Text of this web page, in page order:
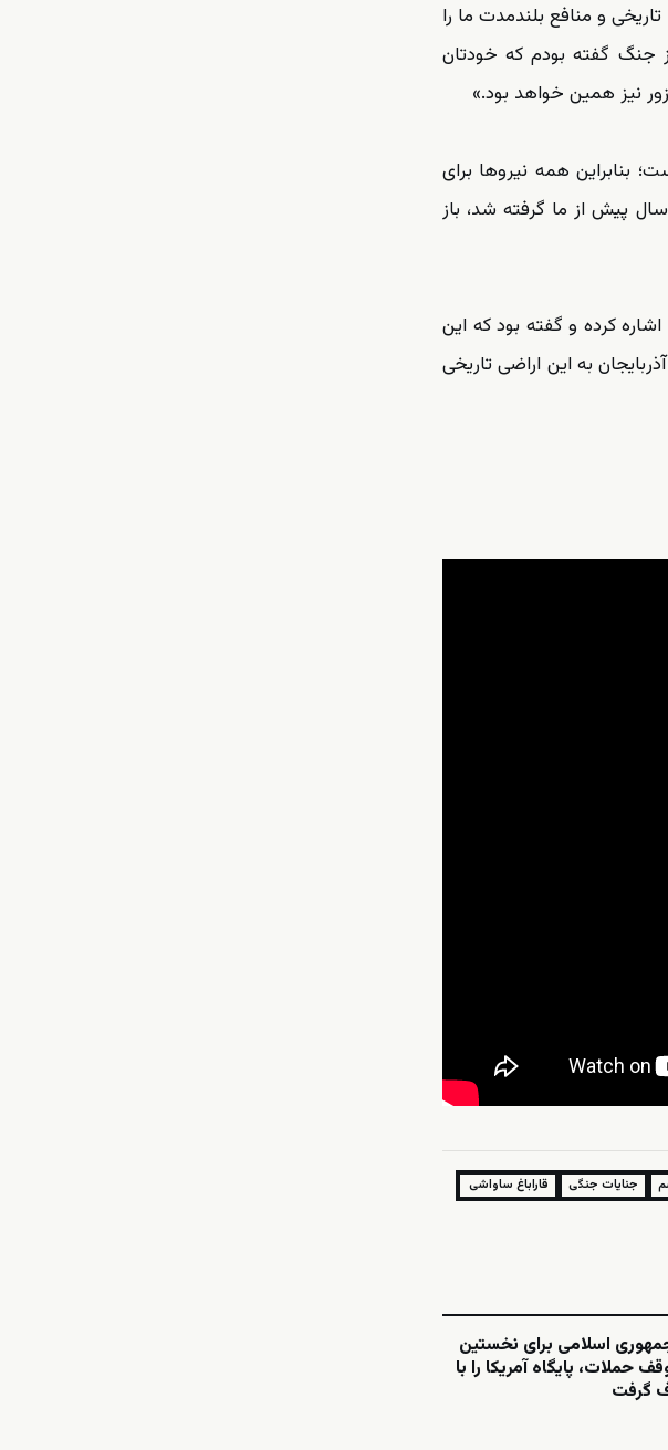
و منافع بلندمدت ما را
جنگ گفته بودم که خودتان
نیز همین خواهد بود.»
بنابراین همه نیروها برای
اجرای این پروژه بسیج شده‌اند.» وی در مصاحبه تلویزیونی گفت: «ملت آذربایجان به زنگه‌زور که ۱۰۱ سال پیش از ما گرفته شد، باز
کرده و گفته بود که این
به این اراضی تاریخی
جنایات جنگی
قاراباغ ساواشی
اسلامی برای نخستین
حملات، پایگاه آمریکا را با
گرفت